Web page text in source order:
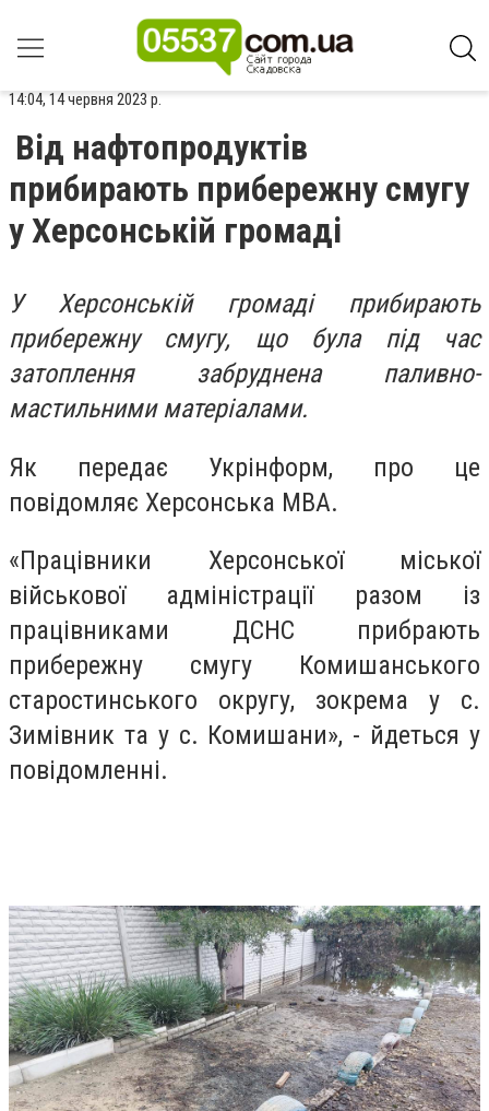
14:04, 14 червня 2023 р.
Від нафтопродуктів
прибирають прибережну смугу
у Херсонській громаді
У Херсонській громаді прибирають
прибережну смугу, що була під час
затоплення забруднена паливно-
мастильними матеріалами.
Як передає Укрінформ, про це
повідомляє Херсонська МВА.
«Працівники Херсонської міської
військової адміністрації разом із
працівниками ДСНС прибрають
прибережну смугу Комишанського
старостинського округу, зокрема у с.
Зимівник та у с. Комишани», - йдеться у
повідомленні.